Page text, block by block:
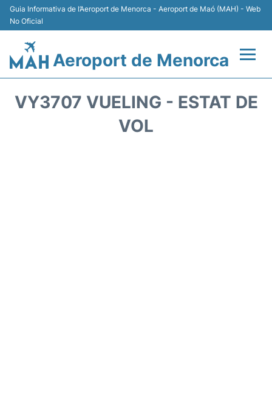
Guia Informativa de l’Aeroport de Menorca - Aeroport de Maó (MAH) - Web
No Oficial
Aeroport de Menorca
VY3707 VUELING - ESTAT DE
VOL